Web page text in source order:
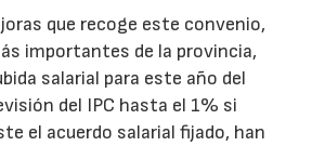
que recoge este convenio,
importantes de la provincia,
salarial para este año del
del IPC hasta el 1% si
el acuerdo salarial fijado, han